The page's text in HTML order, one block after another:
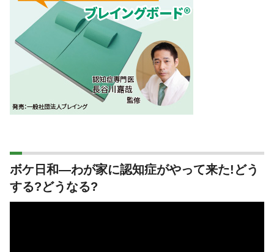
ボケ日和―わが家に認知症がやって来た!どう
する?どうなる?